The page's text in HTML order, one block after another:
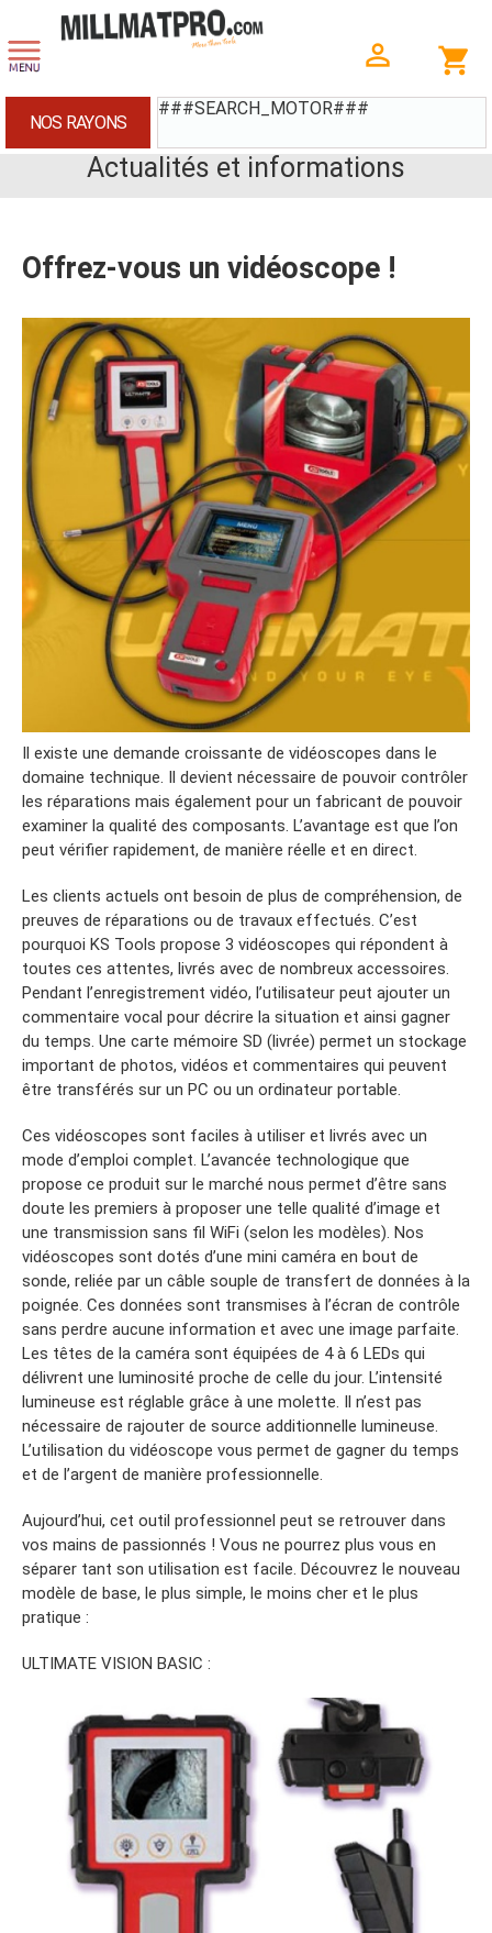
###SEARCH_MOTOR###
NOS RAYONS
Actualités et informations
Offrez-vous un vidéoscope !
Il existe une demande croissante de vidéoscopes dans le
domaine technique. Il devient nécessaire de pouvoir contrôler
les réparations mais également pour un fabricant de pouvoir
examiner la qualité des composants. L’avantage est que l’on
peut vérifier rapidement, de manière réelle et en direct.
Les clients actuels ont besoin de plus de compréhension, de
preuves de réparations ou de travaux effectués. C’est
pourquoi KS Tools propose 3 vidéoscopes qui répondent à
toutes ces attentes, livrés avec de nombreux accessoires.
Pendant l’enregistrement vidéo, l’utilisateur peut ajouter un
commentaire vocal pour décrire la situation et ainsi gagner
du temps. Une carte mémoire SD (livrée) permet un stockage
important de photos, vidéos et commentaires qui peuvent
être transférés sur un PC ou un ordinateur portable.
Ces vidéoscopes sont faciles à utiliser et livrés avec un
mode d’emploi complet. L’avancée technologique que
propose ce produit sur le marché nous permet d’être sans
doute les premiers à proposer une telle qualité d’image et
une transmission sans fil WiFi (selon les modèles). Nos
vidéoscopes sont dotés d’une mini caméra en bout de
sonde, reliée par un câble souple de transfert de données à la
poignée. Ces données sont transmises à l’écran de contrôle
sans perdre aucune information et avec une image parfaite.
Les têtes de la caméra sont équipées de 4 à 6 LEDs qui
délivrent une luminosité proche de celle du jour. L’intensité
lumineuse est réglable grâce à une molette. Il n’est pas
nécessaire de rajouter de source additionnelle lumineuse.
L’utilisation du vidéoscope vous permet de gagner du temps
et de l’argent de manière professionnelle.
Aujourd’hui, cet outil professionnel peut se retrouver dans
vos mains de passionnés ! Vous ne pourrez plus vous en
séparer tant son utilisation est facile. Découvrez le nouveau
modèle de base, le plus simple, le moins cher et le plus
pratique :
ULTIMATE VISION BASIC :